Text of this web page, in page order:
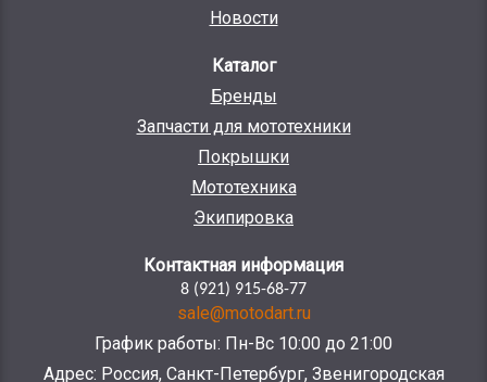
Новости
Каталог
Бренды
Запчасти для мототехники
Покрышки
Мототехника
Экипировка
Контактная информация
8 (921) 915-68-77
sale@motodart.ru
График работы: Пн-Вс 10:00 до 21:00
Адрес: Россия, Санкт-Петербург, Звенигородская